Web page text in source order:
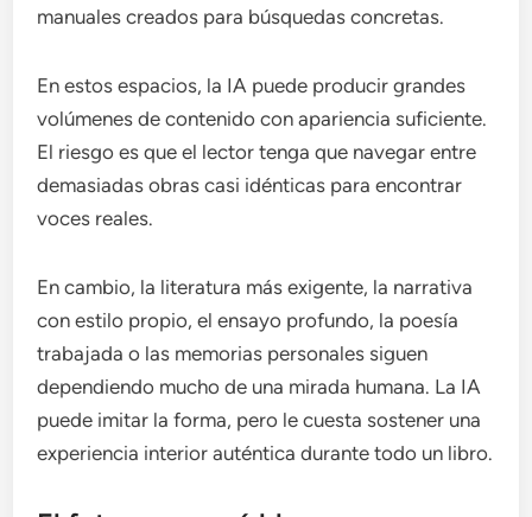
manuales creados para búsquedas concretas.
En estos espacios, la IA puede producir grandes
volúmenes de contenido con apariencia suficiente.
El riesgo es que el lector tenga que navegar entre
demasiadas obras casi idénticas para encontrar
voces reales.
En cambio, la literatura más exigente, la narrativa
con estilo propio, el ensayo profundo, la poesía
trabajada o las memorias personales siguen
dependiendo mucho de una mirada humana. La IA
puede imitar la forma, pero le cuesta sostener una
experiencia interior auténtica durante todo un libro.